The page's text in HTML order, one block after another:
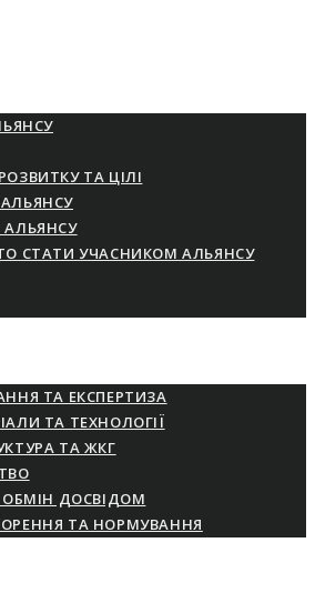
ТА ЦІЛІ
СТАТИ УЧАСНИКОМ АЛЬЯНСУ
ТА ЕКСПЕРТИЗА
ТА ТЕХНОЛОГІЇ
ТА ЖКГ
ОБМІН ДОСВІДОМ
ТА НОРМУВАННЯ